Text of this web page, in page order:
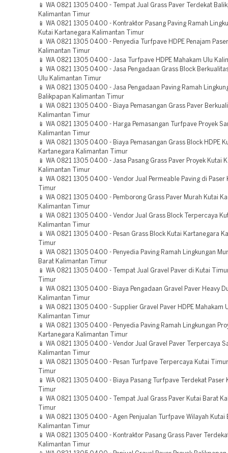
📱 WA 0821 1305 0400 - Tempat Jual Grass Paver Terdekat
Kalimantan Timur
📱 WA 0821 1305 0400 - Kontraktor Pasang Paving Ramah
Kutai Kartanegara Kalimantan Timur
📱 WA 0821 1305 0400 - Penyedia Turfpave HDPE Penajam
Kalimantan Timur
📱 WA 0821 1305 0400 - Jasa Turfpave HDPE Mahakam Ulu
📱 WA 0821 1305 0400 - Jasa Pengadaan Grass Block
Ulu Kalimantan Timur
📱 WA 0821 1305 0400 - Jasa Pengadaan Paving Ramah
Balikpapan Kalimantan Timur
📱 WA 0821 1305 0400 - Biaya Pemasangan Grass Paver
Kalimantan Timur
📱 WA 0821 1305 0400 - Harga Pemasangan Turfpave Proyek
Kalimantan Timur
📱 WA 0821 1305 0400 - Biaya Pemasangan Grass Block HDPE
Kartanegara Kalimantan Timur
📱 WA 0821 1305 0400 - Jasa Pasang Grass Paver Proyek Kutai
Kalimantan Timur
📱 WA 0821 1305 0400 - Vendor Jual Permeable Paving di Paser
Timur
📱 WA 0821 1305 0400 - Pemborong Grass Paver Murah Kutai
Kalimantan Timur
📱 WA 0821 1305 0400 - Vendor Jual Grass Block Terpercaya
Kalimantan Timur
📱 WA 0821 1305 0400 - Pesan Grass Block Kutai Kartanegara
Timur
📱 WA 0821 1305 0400 - Penyedia Paving Ramah Lingkungan
Barat Kalimantan Timur
📱 WA 0821 1305 0400 - Tempat Jual Gravel Paver di Kutai
Timur
📱 WA 0821 1305 0400 - Biaya Pengadaan Gravel Paver Heavy
Kalimantan Timur
📱 WA 0821 1305 0400 - Supplier Gravel Paver HDPE Mahakam
Kalimantan Timur
📱 WA 0821 1305 0400 - Penyedia Paving Ramah Lingkungan
Kartanegara Kalimantan Timur
📱 WA 0821 1305 0400 - Vendor Jual Gravel Paver Terpercaya
Kalimantan Timur
📱 WA 0821 1305 0400 - Pesan Turfpave Terpercaya Kutai
Timur
📱 WA 0821 1305 0400 - Biaya Pasang Turfpave Terdekat Paser
Timur
📱 WA 0821 1305 0400 - Tempat Jual Grass Paver Kutai Barat
Timur
📱 WA 0821 1305 0400 - Agen Penjualan Turfpave Wilayah Kutai
Kalimantan Timur
📱 WA 0821 1305 0400 - Kontraktor Pasang Grass Paver
Kalimantan Timur